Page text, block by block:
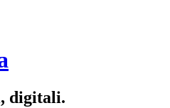
digitali.